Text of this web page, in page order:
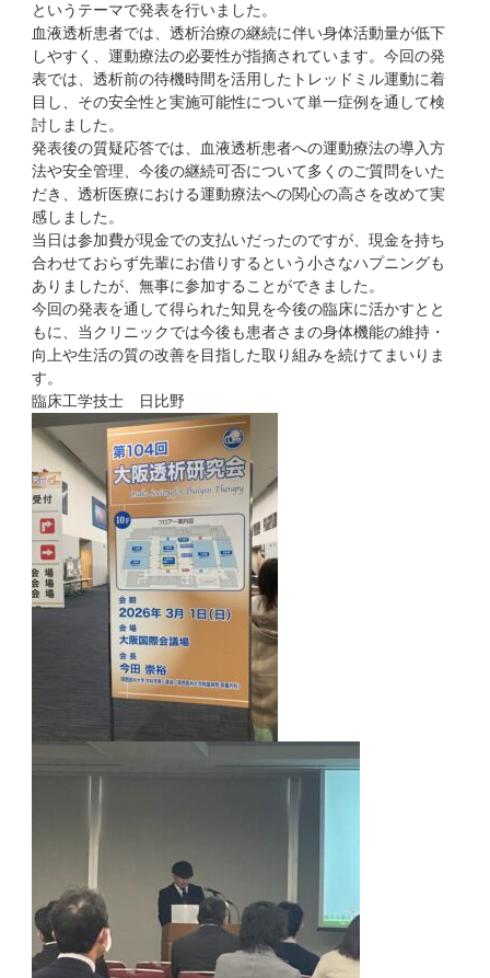
というテーマで発表を行いました。
血液透析患者では、透析治療の継続に伴い身体活動量が低下
しやすく、運動療法の必要性が指摘されています。今回の発
表では、透析前の待機時間を活用したトレッドミル運動に着
目し、その安全性と実施可能性について単一症例を通して検
討しました。
発表後の質疑応答では、血液透析患者への運動療法の導入方
法や安全管理、今後の継続可否について多くのご質問をいた
だき、透析医療における運動療法への関心の高さを改めて実
感しました。
当日は参加費が現金での支払いだったのですが、現金を持ち
合わせておらず先輩にお借りするという小さなハプニングも
ありましたが、無事に参加することができました。
今回の発表を通して得られた知見を今後の臨床に活かすとと
もに、当クリニックでは今後も患者さまの身体機能の維持・
向上や生活の質の改善を目指した取り組みを続けてまいりま
す。
臨床工学技士 日比野